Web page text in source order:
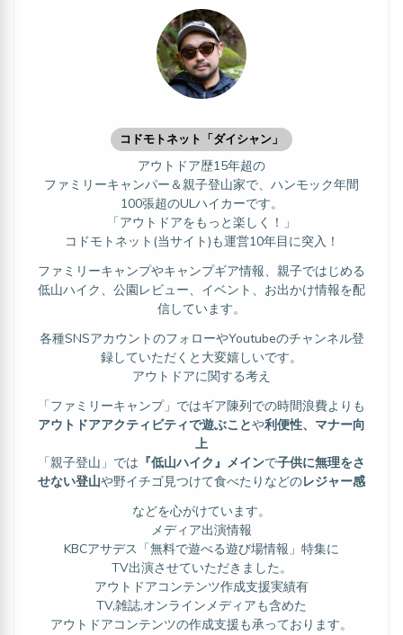
コドモトネット「ダイシャン」
アウトドア歴15年超の
ファミリーキャンパー＆親子登山家で、ハンモック年間
100張超のULハイカーです。
「アウトドアをもっと楽しく！」
コドモトネット(当サイト)も運営10年目に突入！
ファミリーキャンプやキャンプギア情報、親子ではじめる
低山ハイク、公園レビュー、イベント、お出かけ情報を配
信しています。
各種SNSアカウントのフォローやYoutubeのチャンネル登
録していただくと大変嬉しいです。
アウトドアに関する考え
「ファミリーキャンプ」ではギア陳列での時間浪費よりも
アウトドアアクティビティで遊ぶことや利便性、マナー向
上
「親子登山」では 『低山ハイク』メインで子供に無理をさ
せない登山や野イチゴ見つけて食べたりなどのレジャー感
などを心がけています。
メディア出演情報
KBCアサデス「無料で遊べる遊び場情報」特集に
TV出演させていただきました。
アウトドアコンテンツ作成支援実績有
TV,雑誌,オンラインメディアも含めた
アウトドアコンテンツの作成支援も承っております。